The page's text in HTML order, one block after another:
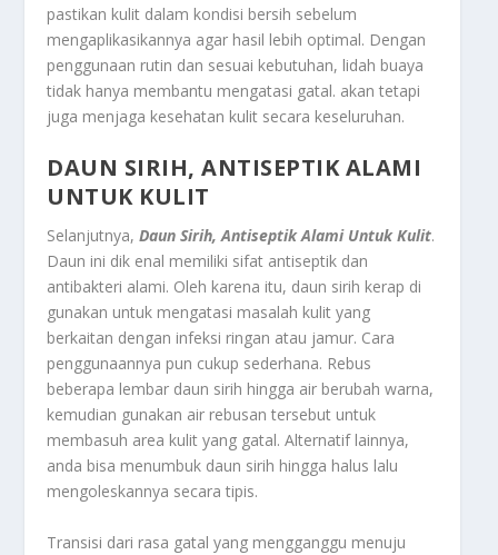
pastikan kulit dalam kondisi bersih sebelum
mengaplikasikannya agar hasil lebih optimal. Dengan
penggunaan rutin dan sesuai kebutuhan, lidah buaya
tidak hanya membantu mengatasi gatal. akan tetapi
juga menjaga kesehatan kulit secara keseluruhan.
DAUN SIRIH, ANTISEPTIK ALAMI
UNTUK KULIT
Selanjutnya,Daun Sirih, Antiseptik Alami Untuk Kulit.
Daun ini dik enal memiliki sifat antiseptik dan
antibakteri alami. Oleh karena itu, daun sirih kerap di
gunakan untuk mengatasi masalah kulit yang
berkaitan dengan infeksi ringan atau jamur. Cara
penggunaannya pun cukup sederhana. Rebus
beberapa lembar daun sirih hingga air berubah warna,
kemudian gunakan air rebusan tersebut untuk
membasuh area kulit yang gatal. Alternatif lainnya,
anda bisa menumbuk daun sirih hingga halus lalu
mengoleskannya secara tipis.
Transisi dari rasa gatal yang mengganggu menuju